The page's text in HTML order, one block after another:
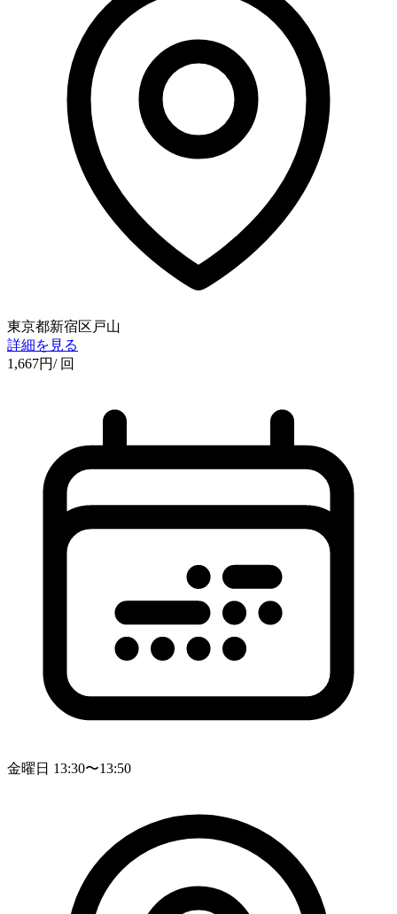
東京都新宿区戸山
詳細を見る
1,667円/ 回
金曜日 13:30〜13:50